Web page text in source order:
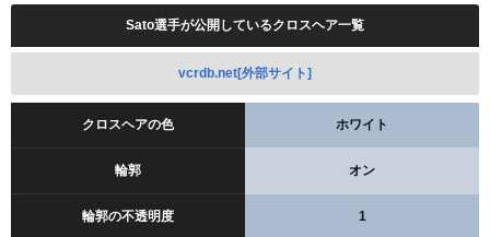
Sato選手が公開しているクロスヘア一覧
vcrdb.net[外部サイト]
クロスヘアの色 ホワイト
輪郭 オン
輪郭の不透明度 1